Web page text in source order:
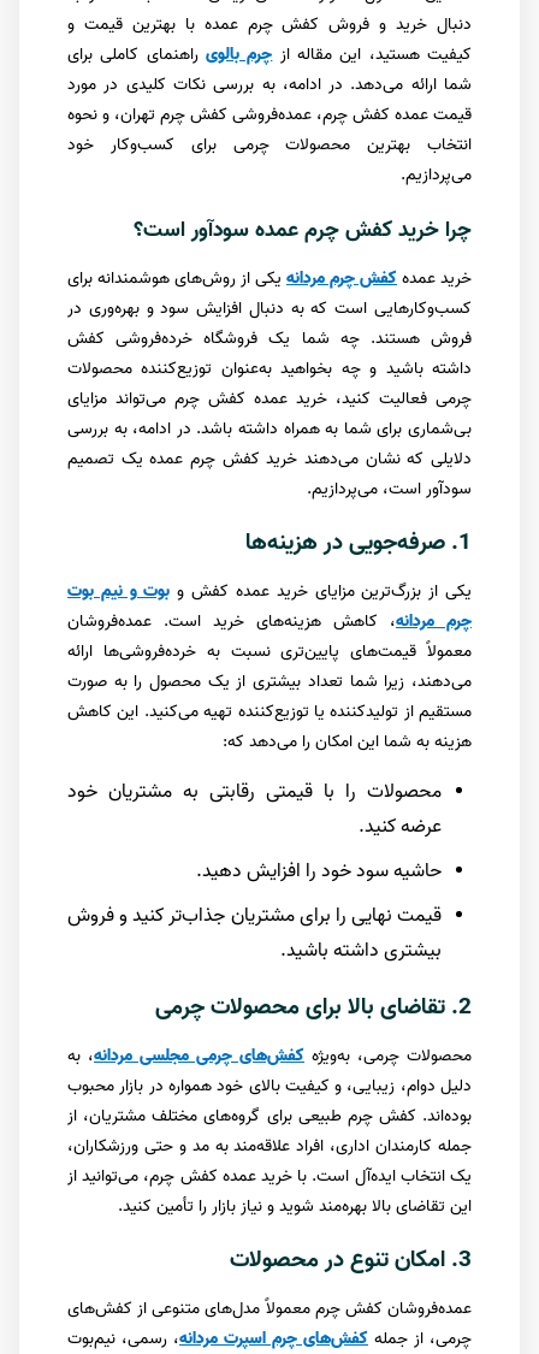
دنبال خرید و فروش کفش چرم عمده با بهترین قیمت و
کیفیت هستید، این مقاله ازچرم بالوی راهنمای کاملی برای
شما ارائه می‌دهد. در ادامه، به بررسی نکات کلیدی در مورد
قیمت عمده کفش چرم، عمده‌فروشی کفش چرم تهران، و نحوه
انتخاب بهترین محصولات چرمی برای کسب‌وکار خود
می‌پردازیم.
چرا خرید کفش چرم عمده سودآور است؟
خرید عمدهکفش چرم مردانه یکی از روش‌های هوشمندانه برای
کسب‌وکارهایی است که به دنبال افزایش سود و بهره‌وری در
فروش هستند. چه شما یک فروشگاه خرده‌فروشی کفش
داشته باشید و چه بخواهید به‌عنوان توزیع‌کننده محصولات
چرمی فعالیت کنید، خرید عمده کفش چرم می‌تواند مزایای
بی‌شماری برای شما به همراه داشته باشد. در ادامه، به بررسی
دلایلی که نشان می‌دهند خرید کفش چرم عمده یک تصمیم
سودآور است، می‌پردازیم.
1. صرفه‌جویی در هزینه‌ها
یکی از بزرگ‌ترین مزایای خرید عمده کفش و بوت و نیم بوت
چرم مردانه، کاهش هزینه‌های خرید است. عمده‌فروشان
معمولاً قیمت‌های پایین‌تری نسبت به خرده‌فروشی‌ها ارائه
می‌دهند، زیرا شما تعداد بیشتری از یک محصول را به صورت
مستقیم از تولیدکننده یا توزیع‌کننده تهیه می‌کنید. این کاهش
هزینه به شما این امکان را می‌دهد که:
محصولات را با قیمتی رقابتی به مشتریان خود
عرضه کنید.
حاشیه سود خود را افزایش دهید.
قیمت نهایی را برای مشتریان جذاب‌تر کنید و فروش
بیشتری داشته باشید.
2. تقاضای بالا برای محصولات چرمی
محصولات چرمی، به‌ویژه کفش‌های چرمی مجلسی مردانه، به
دلیل دوام، زیبایی، و کیفیت بالای خود همواره در بازار محبوب
بوده‌اند. کفش چرم طبیعی برای گروه‌های مختلف مشتریان، از
جمله کارمندان اداری، افراد علاقه‌مند به مد و حتی ورزشکاران،
یک انتخاب ایده‌آل است. با خرید عمده کفش چرم، می‌توانید از
این تقاضای بالا بهره‌مند شوید و نیاز بازار را تأمین کنید.
3. امکان تنوع در محصولات
عمده‌فروشان کفش چرم معمولاً مدل‌های متنوعی از کفش‌های
چرمی، از جمله کفش‌های چرم اسپرت مردانه، رسمی، نیم‌بوت